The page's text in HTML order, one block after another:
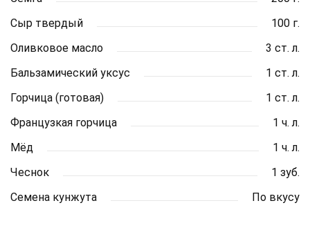
Сыр твердый
100 г.
Оливковое масло
3 ст. л.
Бальзамический уксус
1 ст. л.
Горчица (готовая)
1 ст. л.
Французкая горчица
1 ч. л.
Мёд
1 ч. л.
Чеснок
1 зуб.
Семена кунжута
По вкусу